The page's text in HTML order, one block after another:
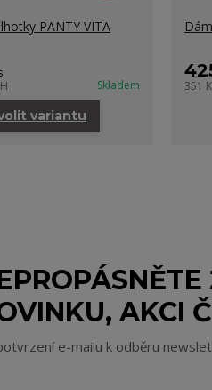
PANTY VITA
Skladem
variantu
351
AKCI
e-mailu k odběru